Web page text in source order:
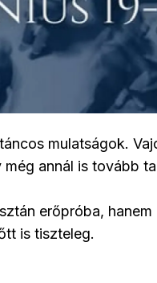
mulatságok.
annál is tovább
erőpróba, hanem
is tiszteleg.